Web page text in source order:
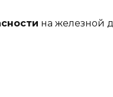
на железной